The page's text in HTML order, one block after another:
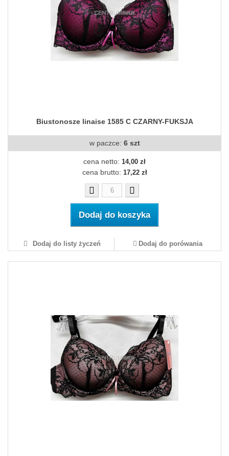
Biustonosze linaise 1585 C CZARNY-FUKSJA
w paczce: 6 szt
cena netto: 14,00 zł
cena brutto: 17,22 zł
Dodaj do koszyka
Dodaj do listy życzeń Dodaj do porówania